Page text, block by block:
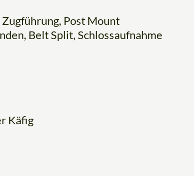
Post Mount
Belt Split, Schlossaufnahme
Käfig